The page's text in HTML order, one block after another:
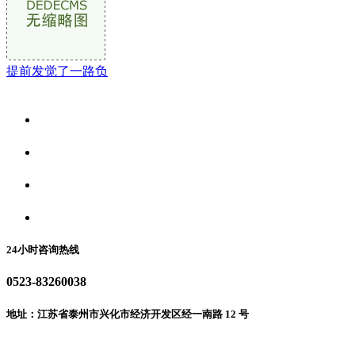
提前发觉了一路负
24小时咨询热线
0523-83260038
地址：江苏省泰州市兴化市经济开发区经一南路 12 号